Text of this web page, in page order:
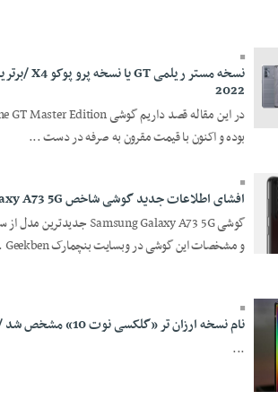
2022
بوده و اکنون با قیمت مقرون به صرفه در دست ...
افشای اطلاعات جدید گوشی شاخص Galaxy A73 5G سامسونگ
و مشخصات این گوشی در وبسایت بنچمارک Geekben ...
نام نسخه ارزان تر «گلکسی نوت 10» مشخص شد / منتظر «گلکسی نوت 10 لایت» باشید
...